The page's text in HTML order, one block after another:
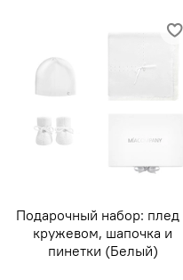
Подарочный набор: плед
кружевом, шапочка и
пинетки (Белый)